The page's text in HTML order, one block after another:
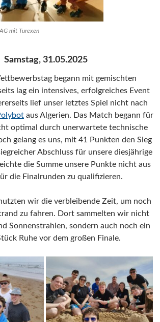
mit Turexen
Samstag, 31.05.2025
begann mit gemischten
lag ein intensives, erfolgreiches Event
lief unser letztes Spiel nicht nach
aus Algerien. Das Match begann für
optimal durch unerwartete technische
gelang es uns, mit 41 Punkten den Sieg
Abschluss für unsere diesjährige
die Summe unsere Punkte nicht aus
die Finalrunden zu qualifizieren.
wir die verbleibende Zeit, um noch
zu fahren. Dort sammelten wir nicht
Sonnenstrahlen, sondern auch noch ein
Ruhe vor dem großen Finale.